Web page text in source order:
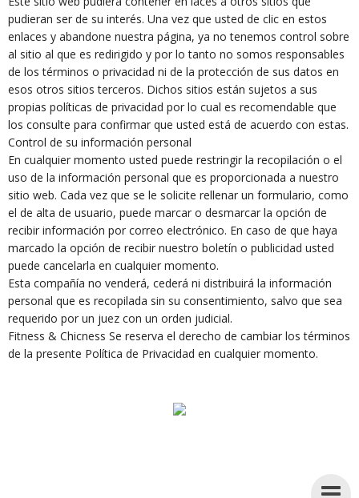
pudieran ser de su interés. Una vez que usted de clic en estos
enlaces y abandone nuestra página, ya no tenemos control sobre
al sitio al que es redirigido y por lo tanto no somos responsables
de los términos o privacidad ni de la protección de sus datos en
esos otros sitios terceros. Dichos sitios están sujetos a sus
propias políticas de privacidad por lo cual es recomendable que
los consulte para confirmar que usted está de acuerdo con estas.
Control de su información personal
En cualquier momento usted puede restringir la recopilación o el
uso de la información personal que es proporcionada a nuestro
sitio web. Cada vez que se le solicite rellenar un formulario, como
el de alta de usuario, puede marcar o desmarcar la opción de
recibir información por correo electrónico. En caso de que haya
marcado la opción de recibir nuestro boletín o publicidad usted
puede cancelarla en cualquier momento.
Esta compañía no venderá, cederá ni distribuirá la información
personal que es recopilada sin su consentimiento, salvo que sea
requerido por un juez con un orden judicial.
Fitness & Chicness Se reserva el derecho de cambiar los términos
de la presente Política de Privacidad en cualquier momento.